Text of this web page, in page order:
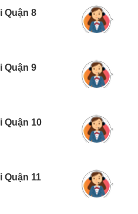
Quận 8
Quận 9
Quận 10
Quận 11